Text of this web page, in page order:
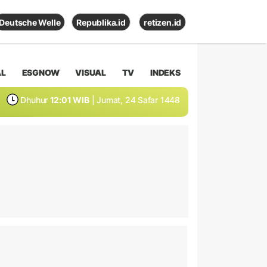
Deutsche Welle Republika.id retizen.id
ESGNOW VISUAL TV INDEKS
Dhuhur 12:01 WIB | Jumat, 24 Safar 1448